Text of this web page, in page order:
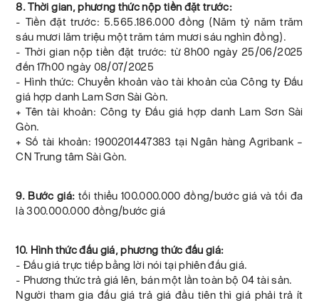
8. Thời gian, phương thức nộp tiền đặt trước:
- Tiền đặt trước: 5.565.186.000 đồng (Năm tỷ năm trăm
sáu mươi lăm triệu một trăm tám mươi sáu nghìn đồng).
- Thời gian nộp tiền đặt trước: từ 8h00 ngày 25/06/2025
đến 17h00 ngày 08/07/2025
- Hình thức: Chuyển khoản vào tài khoản của Công ty Đấu
giá hợp danh Lam Sơn Sài Gòn.
+ Tên tài khoản: Công ty Đấu giá hợp danh Lam Sơn Sài
Gòn.
+ Số tài khoản: 1900201447383 tại Ngân hàng Agribank –
CN Trung tâm Sài Gòn.
9. Bước giá: tối thiểu 100.000.000 đồng/bước giá và tối đa
là 300.000.000 đồng/bước giá
10. Hình thức đấu giá, phương thức đấu giá:
- Đấu giá trực tiếp bằng lời nói tại phiên đấu giá.
- Phương thức trả giá lên, bán một lần toàn bộ 04 tài sản.
Người tham gia đấu giá trả giá đầu tiên thì giá phải trả ít